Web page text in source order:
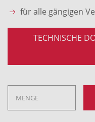
für alle gängigen
TECHNISCHE